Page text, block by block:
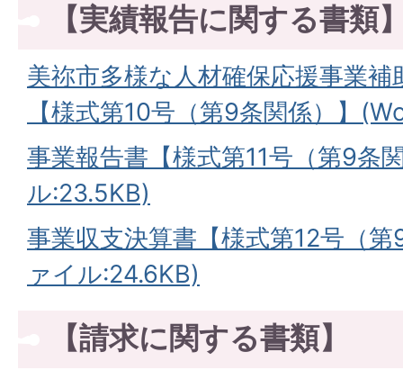
【実績報告に関する書類
美祢市多様な人材確保応援事業補
【様式第10号（第9条関係）】
事業報告書【様式第11号（第9条
ル:23.5KB)
事業収支決算書【様式第12号（
ァイル:24.6KB)
【請求に関する書類】